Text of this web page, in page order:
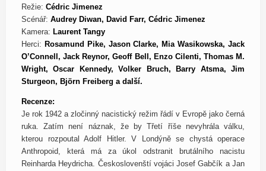
Režie: Cédric Jimenez
Scénář: Audrey Diwan, David Farr, Cédric Jimenez
Kamera: Laurent Tangy
Herci: Rosamund Pike, Jason Clarke, Mia Wasikowska, Jack
O’Connell, Jack Reynor, Geoff Bell, Enzo Cilenti, Thomas M.
Wright, Oscar Kennedy, Volker Bruch, Barry Atsma, Jim
Sturgeon, Björn Freiberg a další.
Recenze:
Je rok 1942 a zločinný nacistický režim řádí v Evropě jako černá
ruka. Zatím není náznak, že by Třetí říše nevyhrála válku,
kterou rozpoutal Adolf Hitler. V Londýně se chystá operace
Anthropoid, která má za úkol odstranit brutálního nacistu
Reinharda Heydricha. Českoslovenští vojáci Josef Gabčík a Jan